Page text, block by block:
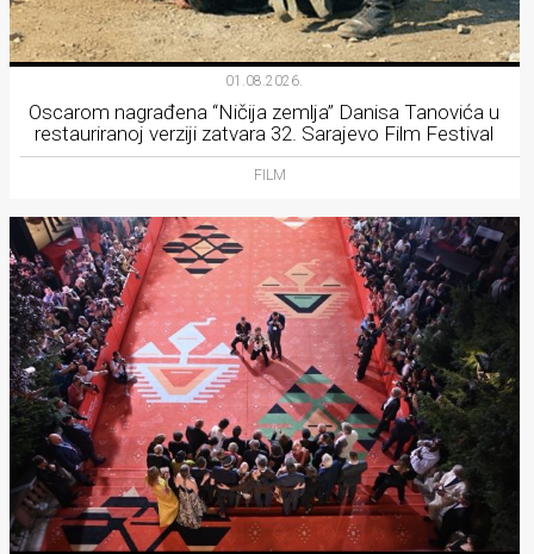
01.08.2026.
Oscarom nagrađena “Ničija zemlja” Danisa Tanovića u
restauriranoj verziji zatvara 32. Sarajevo Film Festival
FILM